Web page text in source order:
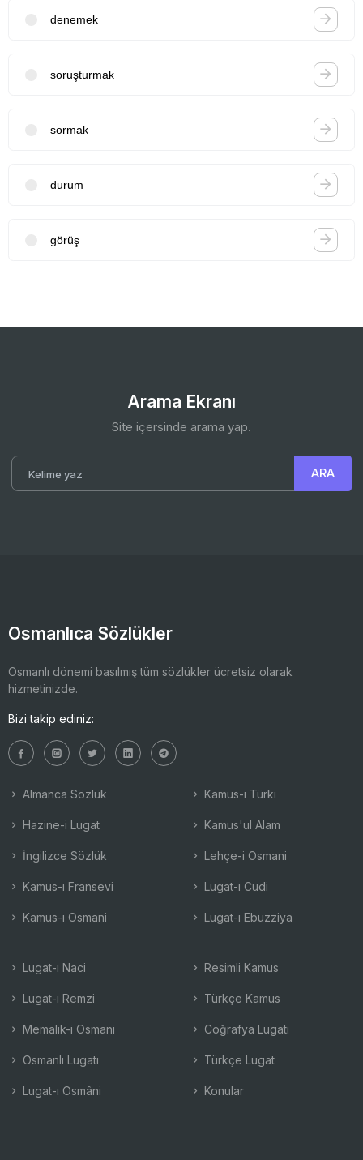
denemek
soruşturmak
sormak
durum
görüş
Arama Ekranı
Site içersinde arama yap.
Osmanlıca Sözlükler
Osmanlı dönemi basılmış tüm sözlükler ücretsiz olarak
hizmetinizde.
Bizi takip ediniz:
Almanca Sözlük
Hazine-i Lugat
İngilizce Sözlük
Kamus-ı Fransevi
Kamus-ı Osmani
Kamus-ı Türki
Kamus'ul Alam
Lehçe-i Osmani
Lugat-ı Cudi
Lugat-ı Ebuzziya
Lugat-ı Naci
Lugat-ı Remzi
Memalik-i Osmani
Osmanlı Lugatı
Lugat-ı Osmâni
Resimli Kamus
Türkçe Kamus
Coğrafya Lugatı
Türkçe Lugat
Konular